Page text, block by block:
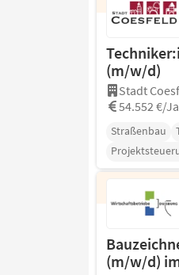
(m/w/d)
Stadt
54.552 €/
Straßenbau
(m/w/d)